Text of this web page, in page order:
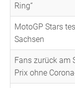
Ring“
MotoGP Stars
Sachsen
Fans zurück am
Prix ohne